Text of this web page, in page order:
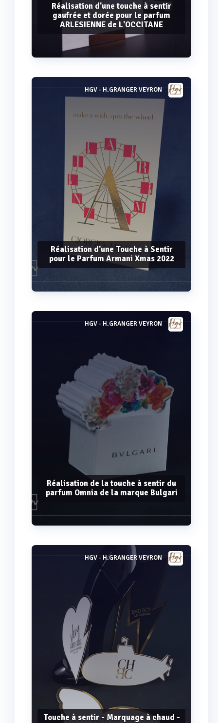
Réalisation d'une touche à sentir
gaufrée et dorée pour le parfum
ARLESIENNE de L'OCCITANE
Voir plus
HGV - H.GRANGER VEYRON
Réalisation d'une Touche à Sentir
pour le Parfum Armani Xmas 2022
Voir plus
HGV - H.GRANGER VEYRON
Réalisation de la touche à sentir du
parfum Omnia de la marque Bulgari
Voir plus
HGV - H.GRANGER VEYRON
Touche à sentir - Marquage à chaud -